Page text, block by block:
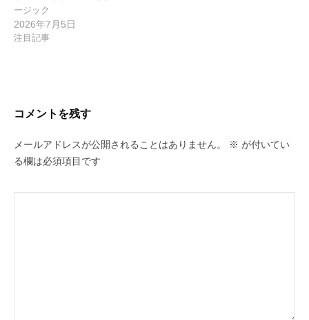
ージック
2026年7月5日
注目記事
コメントを残す
メールアドレスが公開されることはありません。 ※ が付いてい
る欄は必須項目です